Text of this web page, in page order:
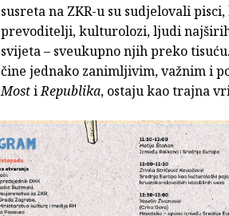
susreta na ZKR-u su sudjelovali
prevoditelji, kulturolozi, ljudi
svijeta – sveukupno njih preko
čine jednako zanimljivim, važnim i
MostiRepublika, ostaju kao trajna